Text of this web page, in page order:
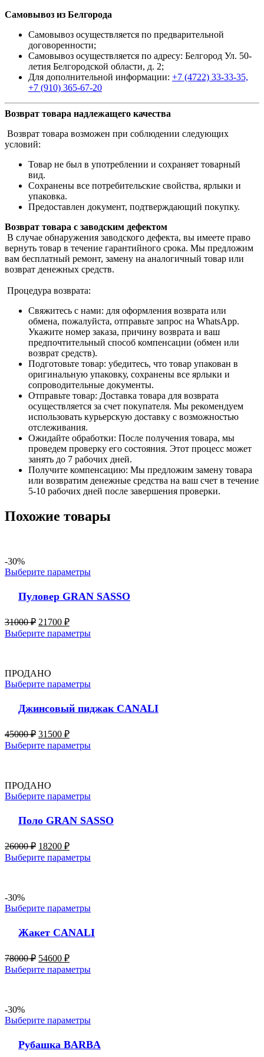
Самовывоз из Белгорода
Самовывоз осуществляется по предварительной
договоренности;
Самовывоз осуществляется по адресу: Белгород Ул. 50-
летия Белгородской области, д. 2;
Для дополнительной информации: +7 (4722) 33-33-35,
+7 (910) 365-67-20
Возврат товара надлежащего качества
Возврат товара возможен при соблюдении следующих
условий:
Товар не был в употреблении и сохраняет товарный
вид.
Сохранены все потребительские свойства, ярлыки и
упаковка.
Предоставлен документ, подтверждающий покупку.
Возврат товара с заводским дефектом
В случае обнаружения заводского дефекта, вы имеете право
вернуть товар в течение гарантийного срока. Мы предложим
вам бесплатный ремонт, замену на аналогичный товар или
возврат денежных средств.
Процедура возврата:
Свяжитесь с нами: для оформления возврата или
обмена, пожалуйста, отправьте запрос на WhatsApp.
Укажите номер заказа, причину возврата и ваш
предпочтительный способ компенсации (обмен или
возврат средств).
Подготовьте товар: убедитесь, что товар упакован в
оригинальную упаковку, сохранены все ярлыки и
сопроводительные документы.
Отправьте товар: Доставка товара для возврата
осуществляется за счет покупателя. Мы рекомендуем
использовать курьерскую доставку с возможностью
отслеживания.
Ожидайте обработки: После получения товара, мы
проведем проверку его состояния. Этот процесс может
занять до 7 рабочих дней.
Получите компенсацию: Мы предложим замену товара
или возвратим денежные средства на ваш счет в течение
5-10 рабочих дней после завершения проверки.
Похожие товары
-30%
Выберите параметры
Пуловер GRAN SASSO
31000₽ 21700 ₽
Выберите параметры
ПРОДАНО
Выберите параметры
Джинсовый пиджак CANALI
45000₽ 31500 ₽
Выберите параметры
ПРОДАНО
Выберите параметры
Поло GRAN SASSO
26000₽ 18200 ₽
Выберите параметры
-30%
Выберите параметры
Жакет CANALI
78000₽ 54600 ₽
Выберите параметры
-30%
Выберите параметры
Рубашка BARBA